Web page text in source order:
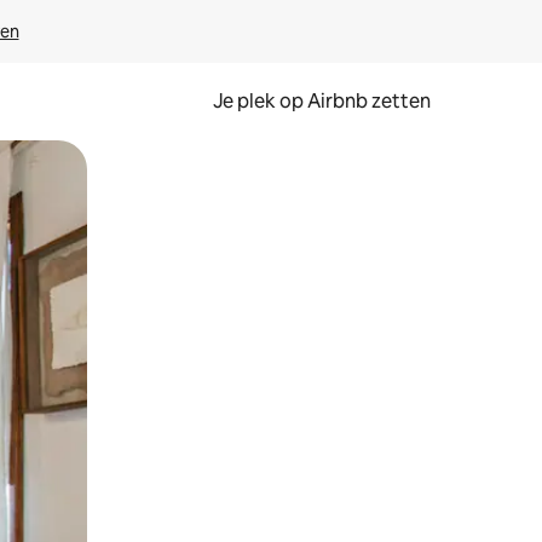
Je plek op Airbnb zetten
of swipen.